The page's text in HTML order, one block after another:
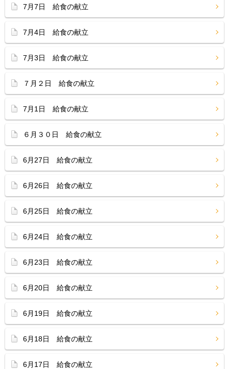
7月7日 給食の献立
7月4日 給食の献立
7月3日 給食の献立
７月２日 給食の献立
7月1日 給食の献立
６月３０日 給食の献立
6月27日 給食の献立
6月26日 給食の献立
6月25日 給食の献立
6月24日 給食の献立
6月23日 給食の献立
6月20日 給食の献立
6月19日 給食の献立
6月18日 給食の献立
6月17日 給食の献立